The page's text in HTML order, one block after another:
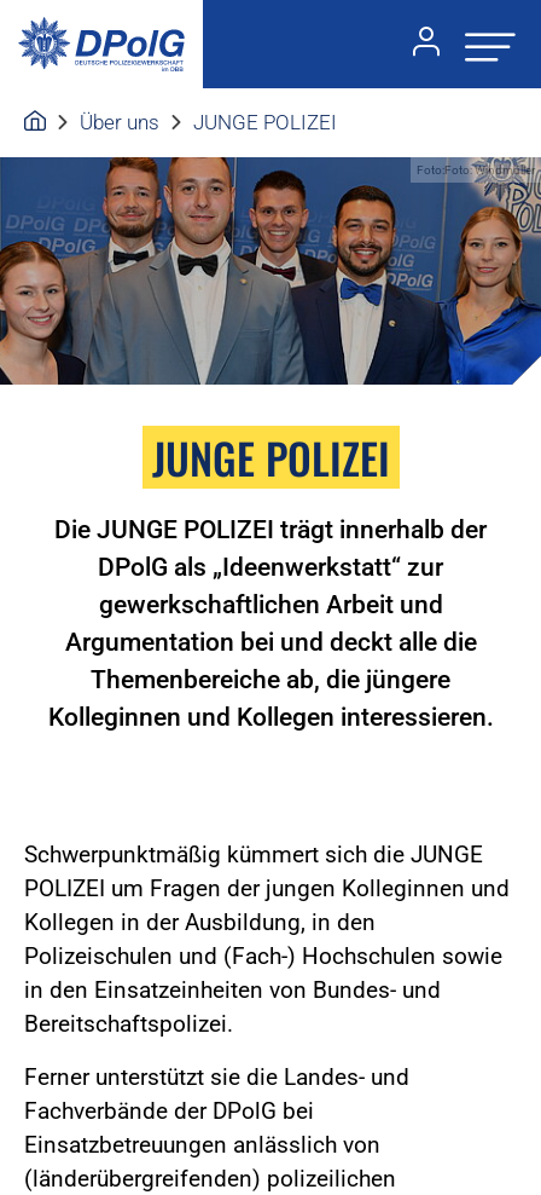
Über uns JUNGE POLIZEI
Foto:Foto: Windmüller
JUNGE POLIZEI
Die JUNGE POLIZEI trägt innerhalb der
DPolG als „Ideenwerkstatt“ zur
gewerkschaftlichen Arbeit und
Argumentation bei und deckt alle die
Themenbereiche ab, die jüngere
Kolleginnen und Kollegen interessieren.
Schwerpunktmäßig kümmert sich die JUNGE
POLIZEI um Fragen der jungen Kolleginnen und
Kollegen in der Ausbildung, in den
Polizeischulen und (Fach-) Hochschulen sowie
in den Einsatzeinheiten von Bundes- und
Bereitschaftspolizei.
Ferner unterstützt sie die Landes- und
Fachverbände der DPolG bei
Einsatzbetreuungen anlässlich von
(länderübergreifenden) polizeilichen